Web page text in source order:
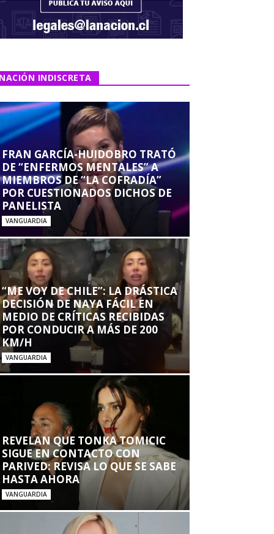
INDISCRETA
FRAN GARCÍA-HUIDOBRO TRATÓ
DE “ENFERMOS MENTALES” A
MIEMBROS DE “LA COFRADÍA”
POR CUESTIONADOS DICHOS DE
PANELISTA
VANGUARDIA
“ME VOY DE CHILE”: LA DRÁSTICA
DECISIÓN DE NAYA FÁCIL EN
MEDIO DE CRÍTICAS RECIBIDAS
POR CONDUCIR A MÁS DE 200
KM/H
VANGUARDIA
REVELAN QUE TONKA TOMICIC
SIGUE EN CONTACTO CON
PARIVED: REVISA LO QUE SE SABE
HASTA AHORA
VANGUARDIA